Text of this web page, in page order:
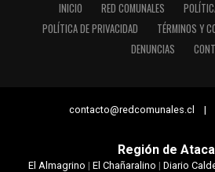
INICIO RED COMUNALES
POLÍTICA DE PRIVACIDAD
TÉRMINOS Y
DENUNCIAS
contacto@redcomunales.cl |
Región de
El Almagrino | El Chañaralino | Diario